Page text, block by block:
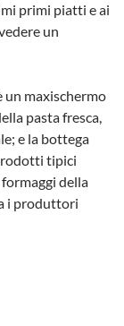
primi piatti e ai
un
maxischermo
pasta fresca,
e la bottega
tipici
della
i produttori